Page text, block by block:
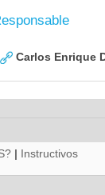
Carlos Enrique
| Instructivos